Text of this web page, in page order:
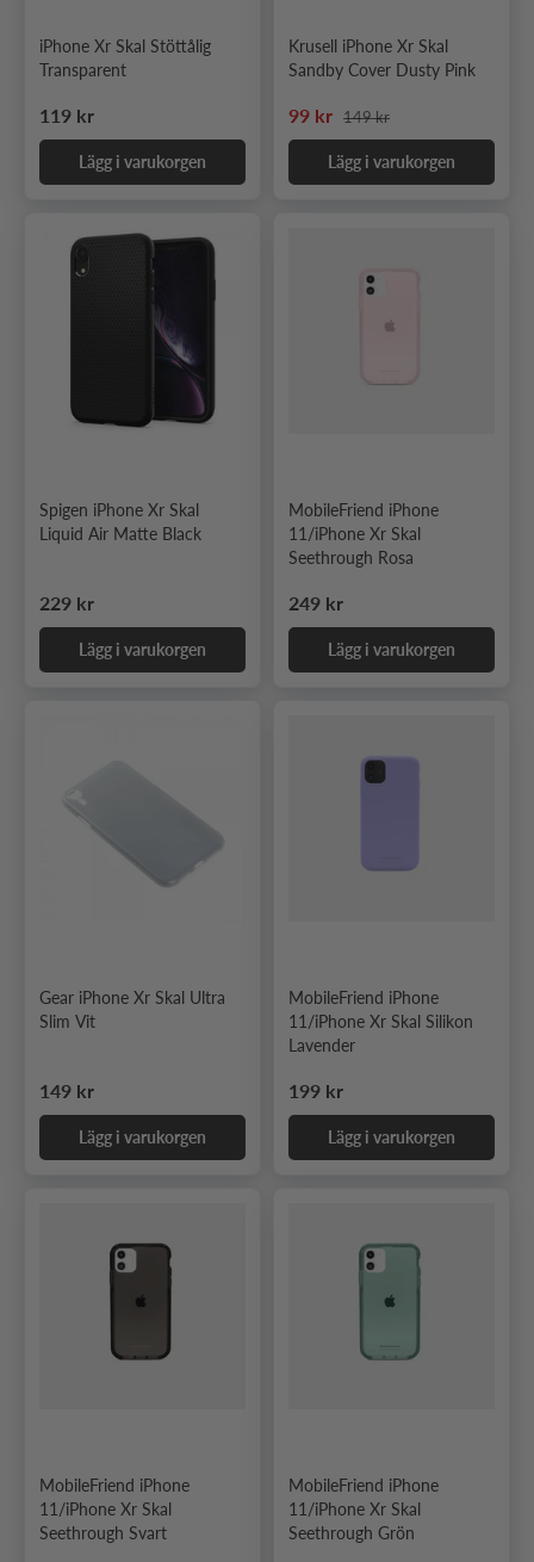
iPhone Xr Skal Stöttålig
Transparent
Ordinarie pris
119 kr
Lägg i varukorgen
Krusell iPhone Xr Skal
Sandby Cover Dusty Pink
Nedsatt pris
99 kr Ordinarie pris
149 kr
Lägg i varukorgen
Spigen iPhone Xr Skal
Liquid Air Matte Black
Ordinarie pris
229 kr
Lägg i varukorgen
MobileFriend iPhone
11/iPhone Xr Skal
Seethrough Rosa
Ordinarie pris
249 kr
Lägg i varukorgen
Gear iPhone Xr Skal Ultra
Slim Vit
Ordinarie pris
149 kr
Lägg i varukorgen
MobileFriend iPhone
11/iPhone Xr Skal Silikon
Lavender
Ordinarie pris
199 kr
Lägg i varukorgen
MobileFriend iPhone
11/iPhone Xr Skal
Seethrough Svart
MobileFriend iPhone
11/iPhone Xr Skal
Seethrough Grön